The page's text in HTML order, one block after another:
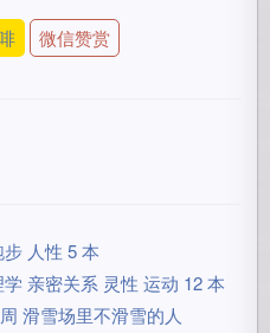
微信赞赏
人性 5 本
亲密关系 灵性 运动 12 本
滑雪场里不滑雪的人